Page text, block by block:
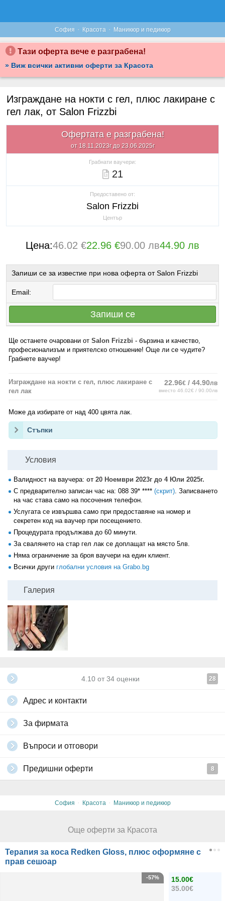
София · Красота · Маникюр и педикюр
Тази оферта вече е разграбена!
» Виж всички активни оферти за Красота
Изграждане на нокти с гел, плюс лакиране с
гел лак, от Salon Frizzbi
Офертата е разграбена!
от 18.11.2023г до 23.06.2025г
Грабнати ваучери:
21
Предоставено от:
Salon Frizzbi
Център
Цена:46.02 €22.96 €90.00 лв44.90 лв
Запиши се за известие при нова оферта от Salon Frizzbi
Email:
Запиши се
Ще останете очаровани от Salon Frizzbi - бързина и качество,
професионализъм и приятелско отношение! Още ли се чудите?
Грабнете ваучер!
Изграждане на нокти с гел, плюс лакиране с
гел лак
22.96€ / 44.90лв
вместо 46.02€ / 90.00лв
Може да избирате от над 400 цвята лак.
Стъпки
Условия
Валидност на ваучера: от 20 Ноември 2023г до 4 Юли 2025г.
С предварително записан час на: 088 39* **** (скрит). Записването
на час става само на посочения телефон.
Услугата се извършва само при предоставяне на номер и
секретен код на ваучер при посещението.
Процедурата продължава до 60 минути.
За свалянето на стар гел лак се доплащат на място 5лв.
Няма ограничение за броя ваучери на един клиент.
Всички други глобални условия на Grabo.bg
Галерия
4.10 от 34 оценки 28
Адрес и контакти
За фирмата
Въпроси и отговори
Предишни оферти 8
София · Красота · Маникюр и педикюр
Още оферти за Красота
Терапия за коса Redken Gloss, плюс оформяне с
прав сешоар
15.00€
35.00€
-57%